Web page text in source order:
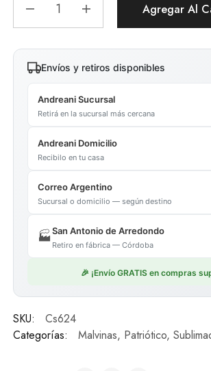
Agregar Al
Envíos y retiros disponibles
Andreani Sucursal
Retirá en la sucursal más cercana
Andreani Domicilio
Recibilo en tu casa
Correo Argentino
Sucursal o domicilio — según destino
🏭San Antonio de Arredondo
Retiro en fábrica — Córdoba
🎉 ¡Envío GRATIS en compras
SKU:
Cs624
Categorías:
Malvinas, Patriótico,